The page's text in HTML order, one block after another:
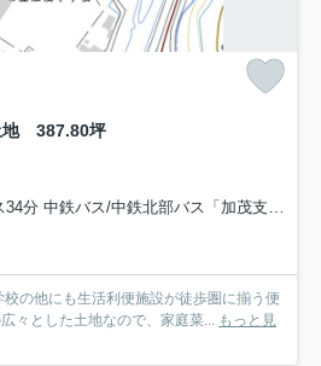
地 387.80坪
バス/中鉄北部バス「加茂支所（岡山県）」 停歩5分
の他にも生活利便施設が徒歩圏に揃う便
々とした土地なので、家庭菜... もっと見